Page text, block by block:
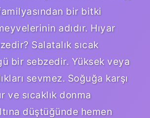
bir bitki
adıdır. Hıyar
Salatalık sıcak
bir sebzedir. Yüksek veya
sevmez. Soğuğa karşı
ve sıcaklık donma
düştüğünde hemen